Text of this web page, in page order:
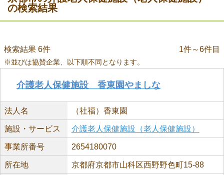
の検索結果
検索結果 6件 1件～6件目
※並びは協賛企業、以下順不同となります。
介護老人保健施設 香東園やましな
法人名 （社福）香東園
施設・サービス 介護老人保健施設（老人保健施設）
事業所番号 2654180070
所在地 京都府京都市山科区西野野色町15-88